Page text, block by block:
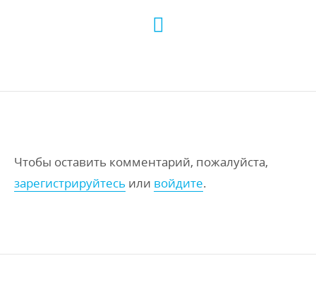
Чтобы оставить комментарий, пожалуйста,
зарегистрируйтесь или войдите.